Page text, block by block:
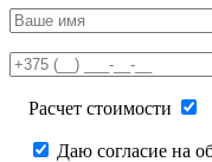
leave
field
empty.
Расчет стоимости
Даю согласие на